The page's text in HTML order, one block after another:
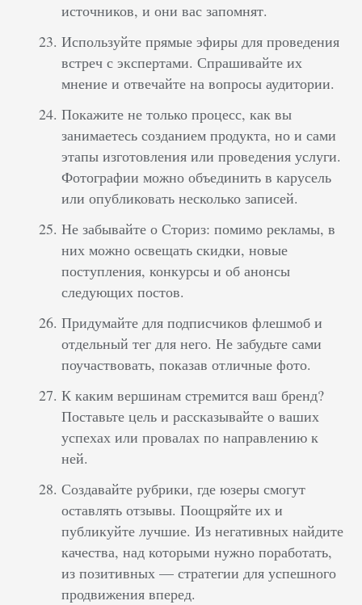
источников, и они вас запомнят.
Используйте прямые эфиры для проведения
встреч с экспертами. Спрашивайте их
мнение и отвечайте на вопросы аудитории.
Покажите не только процесс, как вы
занимаетесь созданием продукта, но и сами
этапы изготовления или проведения услуги.
Фотографии можно объединить в карусель
или опубликовать несколько записей.
Не забывайте о Сториз: помимо рекламы, в
них можно освещать скидки, новые
поступления, конкурсы и об анонсы
следующих постов.
Придумайте для подписчиков флешмоб и
отдельный тег для него. Не забудьте сами
поучаствовать, показав отличные фото.
К каким вершинам стремится ваш бренд?
Поставьте цель и рассказывайте о ваших
успехах или провалах по направлению к
ней.
Создавайте рубрики, где юзеры смогут
оставлять отзывы. Поощряйте их и
публикуйте лучшие. Из негативных найдите
качества, над которыми нужно поработать,
из позитивных — стратегии для успешного
продвижения вперед.